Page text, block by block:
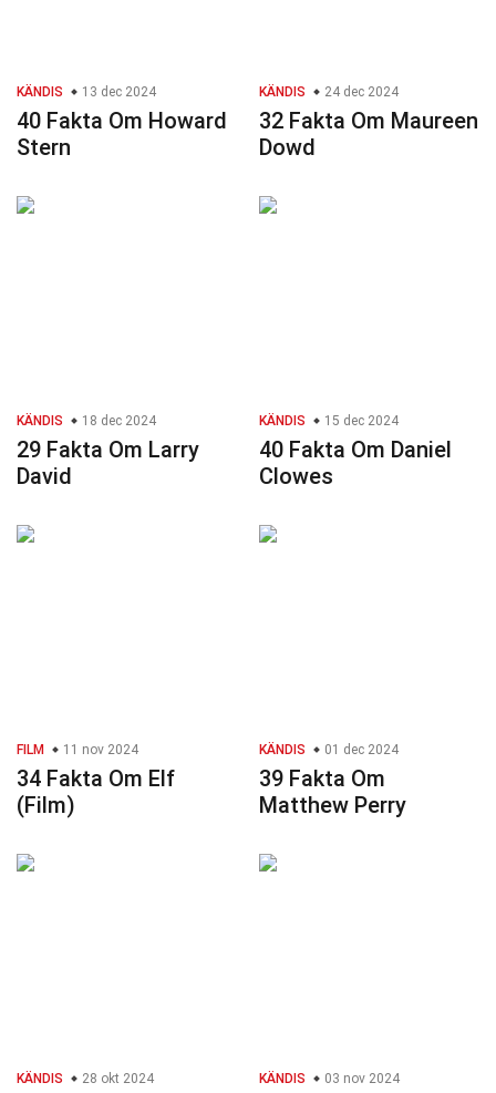
KÄNDIS 13 dec 2024
40 Fakta Om Howard
Stern
KÄNDIS 24 dec 2024
32 Fakta Om Maureen
Dowd
KÄNDIS 18 dec 2024
29 Fakta Om Larry
David
KÄNDIS 15 dec 2024
40 Fakta Om Daniel
Clowes
FILM 11 nov 2024
34 Fakta Om Elf
(Film)
KÄNDIS 01 dec 2024
39 Fakta Om
Matthew Perry
KÄNDIS 28 okt 2024 KÄNDIS 03 nov 2024